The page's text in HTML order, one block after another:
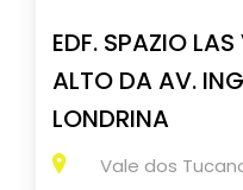
EDF. SPAZIO
ALTO DA AV.
LONDRINA
Vale dos